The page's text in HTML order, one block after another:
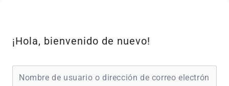
contenido
¡Hola, bienvenido de nuevo!